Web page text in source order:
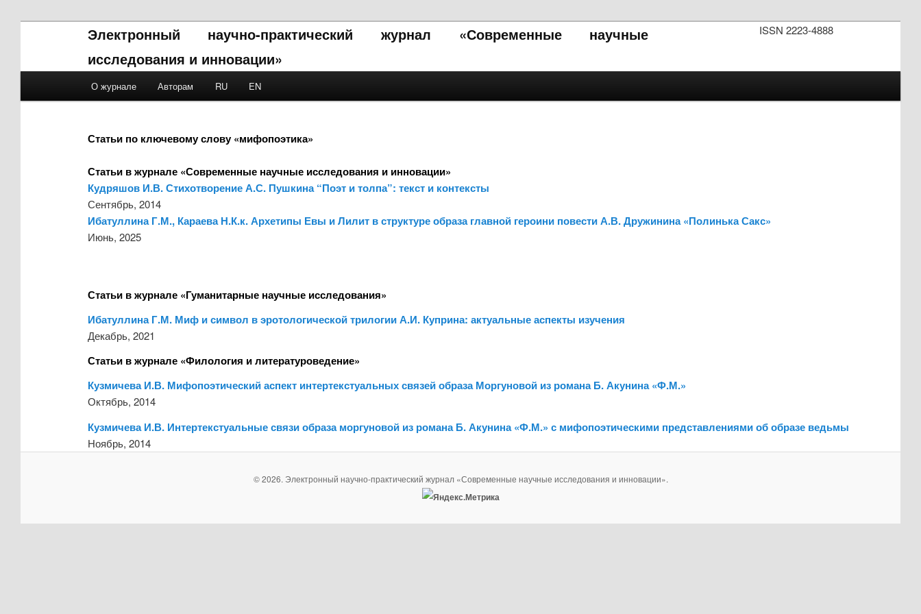
ISSN 2223-4888
Электронный научно-практический журнал «Современные научные
исследования и инновации»
Skip to primary content
Skip to secondary content
О журнале Авторам RU EN
Статьи по ключевому слову «мифопоэтика»
Статьи в журнале «Современные научные исследования и инновации»
Кудряшов И.В. Стихотворение А.С. Пушкина “Поэт и толпа”: текст и контексты
Сентябрь, 2014
Ибатуллина Г.М., Караева Н.К.к. Архетипы Евы и Лилит в структуре образа главной героини повести А.В. Дружинина «Полинька Сакс»
Июнь, 2025
Статьи в журнале «Гуманитарные научные исследования»
Ибатуллина Г.М. Миф и символ в эротологической трилогии А.И. Куприна: актуальные аспекты изучения
Декабрь, 2021
Статьи в журнале «Филология и литературоведение»
Кузмичева И.В. Мифопоэтический аспект интертекстуальных связей образа Моргуновой из романа Б. Акунина «Ф.М.»
Октябрь, 2014
Кузмичева И.В. Интертекстуальные связи образа моргуновой из романа Б. Акунина «Ф.М.» с мифопоэтическими представлениями об образе ведьмы
Ноябрь, 2014
© 2026. Электронный научно-практический журнал «Современные научные исследования и инновации».